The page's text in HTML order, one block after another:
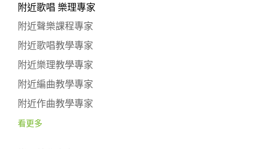
附近歌唱 樂理專家
附近聲樂課程專家
附近歌唱教學專家
附近樂理教學專家
附近編曲教學專家
附近作曲教學專家
看更多